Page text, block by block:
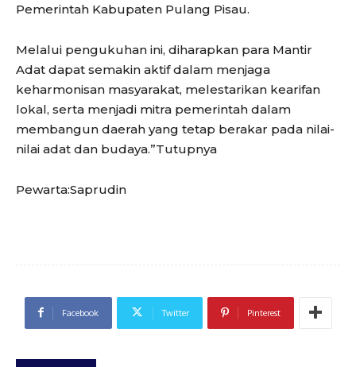
Pemerintah Kabupaten Pulang Pisau.
Melalui pengukuhan ini, diharapkan para Mantir
Adat dapat semakin aktif dalam menjaga
keharmonisan masyarakat, melestarikan kearifan
lokal, serta menjadi mitra pemerintah dalam
membangun daerah yang tetap berakar pada nilai-
nilai adat dan budaya.”Tutupnya
Pewarta:Saprudin
Facebook Twitter Pinterest